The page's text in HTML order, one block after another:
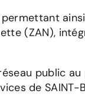
(ZAN),
public au
de SAINT-